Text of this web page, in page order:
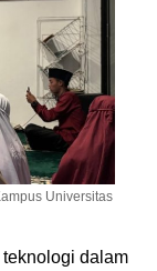
Universitas
dalam